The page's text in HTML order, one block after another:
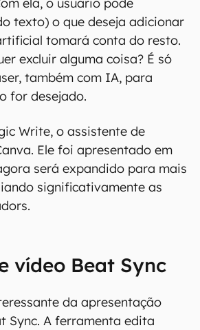
texto) o que deseja adicionar
tomará conta do resto.
excluir alguma coisa? É só
também com IA, para
for desejado.
Write, o assistente de
Ele foi apresentado em
será expandido para mais
significativamente as
vídeo Beat Sync
da apresentação
Sync. A ferramenta edita